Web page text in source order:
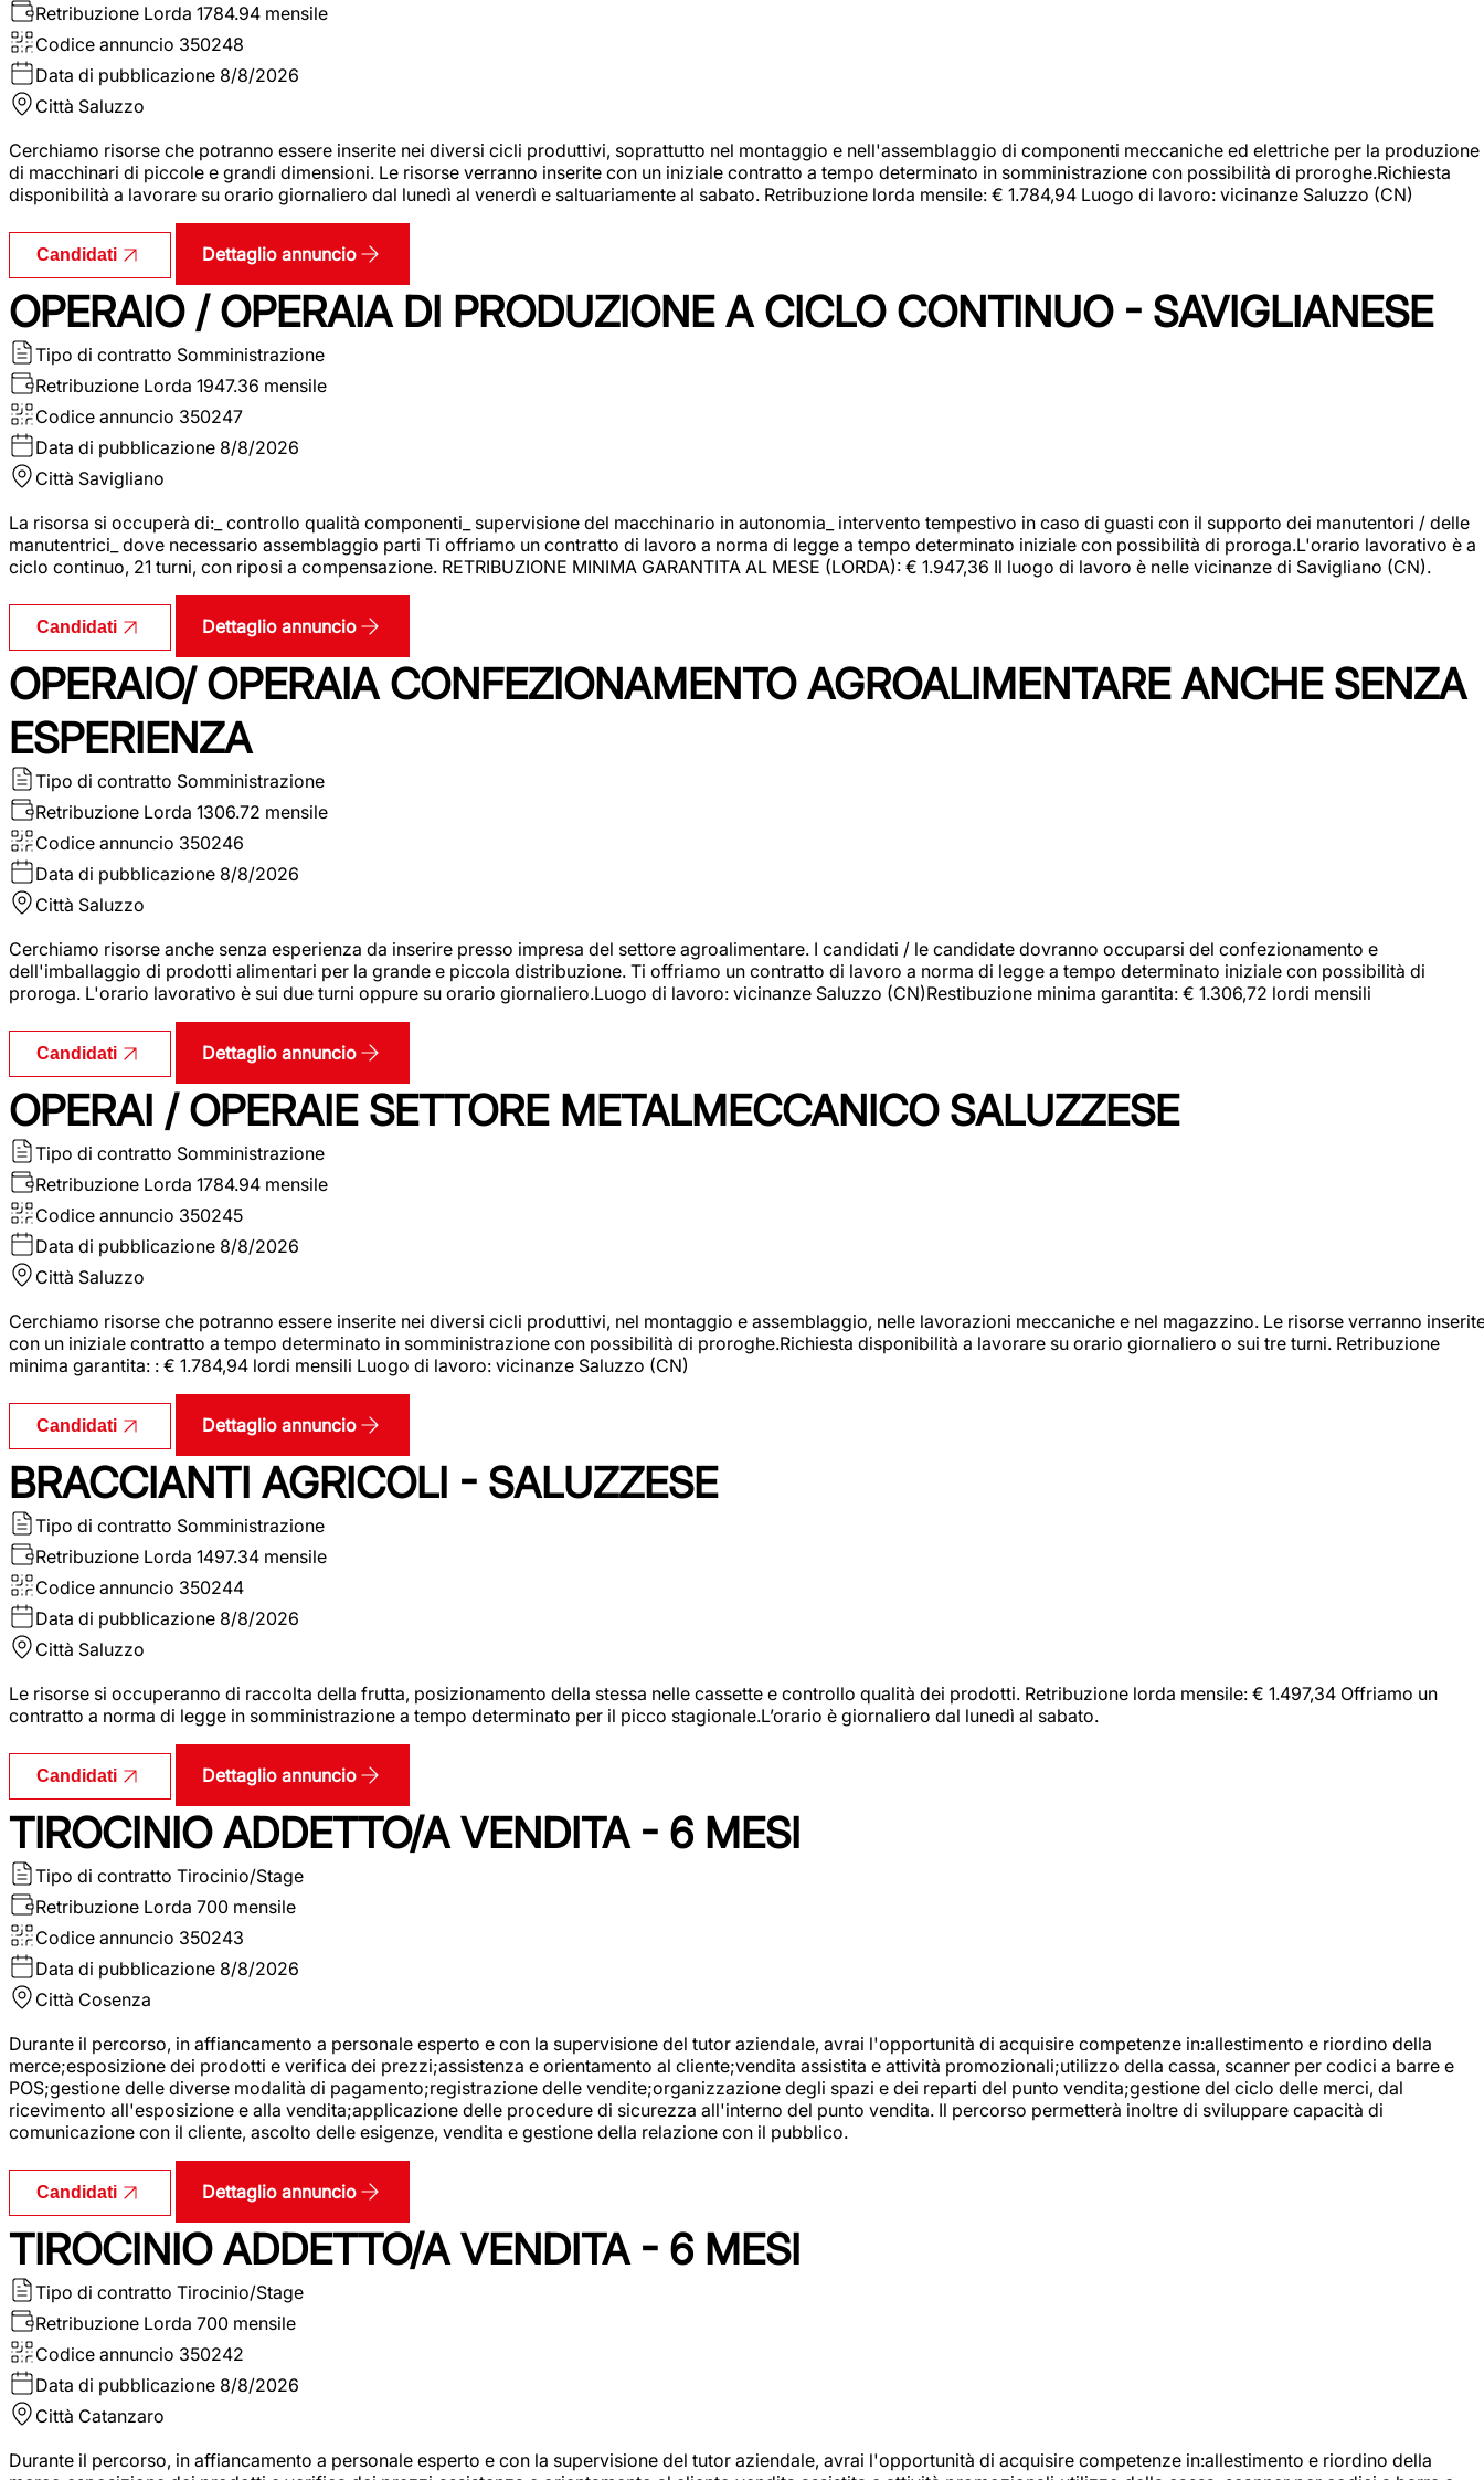
Retribuzione Lorda 1784.94 mensile
Codice annuncio 350248
Data di pubblicazione 8/8/2026
Città Saluzzo
Cerchiamo risorse che potranno essere inserite nei diversi cicli produttivi, soprattutto nel montaggio e nell'assemblaggio di componenti meccaniche ed elettriche per la produzione
di macchinari di piccole e grandi dimensioni. Le risorse verranno inserite con un iniziale contratto a tempo determinato in somministrazione con possibilità di proroghe.Richiesta
disponibilità a lavorare su orario giornaliero dal lunedì al venerdì e saltuariamente al sabato. Retribuzione lorda mensile: € 1.784,94 Luogo di lavoro: vicinanze Saluzzo (CN)
Candidati Dettaglio annuncio
OPERAIO / OPERAIA DI PRODUZIONE A CICLO CONTINUO - SAVIGLIANESE
Tipo di contratto Somministrazione
Retribuzione Lorda 1947.36 mensile
Codice annuncio 350247
Data di pubblicazione 8/8/2026
Città Savigliano
La risorsa si occuperà di:_ controllo qualità componenti_ supervisione del macchinario in autonomia_ intervento tempestivo in caso di guasti con il supporto dei manutentori / delle
manutentrici_ dove necessario assemblaggio parti Ti offriamo un contratto di lavoro a norma di legge a tempo determinato iniziale con possibilità di proroga.L'orario lavorativo è a
ciclo continuo, 21 turni, con riposi a compensazione. RETRIBUZIONE MINIMA GARANTITA AL MESE (LORDA): € 1.947,36 Il luogo di lavoro è nelle vicinanze di Savigliano (CN).
Candidati Dettaglio annuncio
OPERAIO/ OPERAIA CONFEZIONAMENTO AGROALIMENTARE ANCHE SENZA
ESPERIENZA
Tipo di contratto Somministrazione
Retribuzione Lorda 1306.72 mensile
Codice annuncio 350246
Data di pubblicazione 8/8/2026
Città Saluzzo
Cerchiamo risorse anche senza esperienza da inserire presso impresa del settore agroalimentare. I candidati / le candidate dovranno occuparsi del confezionamento e
dell'imballaggio di prodotti alimentari per la grande e piccola distribuzione. Ti offriamo un contratto di lavoro a norma di legge a tempo determinato iniziale con possibilità di
proroga. L'orario lavorativo è sui due turni oppure su orario giornaliero.Luogo di lavoro: vicinanze Saluzzo (CN)Restibuzione minima garantita: € 1.306,72 lordi mensili
Candidati Dettaglio annuncio
OPERAI / OPERAIE SETTORE METALMECCANICO SALUZZESE
Tipo di contratto Somministrazione
Retribuzione Lorda 1784.94 mensile
Codice annuncio 350245
Data di pubblicazione 8/8/2026
Città Saluzzo
Cerchiamo risorse che potranno essere inserite nei diversi cicli produttivi, nel montaggio e assemblaggio, nelle lavorazioni meccaniche e nel magazzino. Le risorse verranno
con un iniziale contratto a tempo determinato in somministrazione con possibilità di proroghe.Richiesta disponibilità a lavorare su orario giornaliero o sui tre turni. Retribuzione
minima garantita: : € 1.784,94 lordi mensili Luogo di lavoro: vicinanze Saluzzo (CN)
Candidati Dettaglio annuncio
BRACCIANTI AGRICOLI - SALUZZESE
Tipo di contratto Somministrazione
Retribuzione Lorda 1497.34 mensile
Codice annuncio 350244
Data di pubblicazione 8/8/2026
Città Saluzzo
Le risorse si occuperanno di raccolta della frutta, posizionamento della stessa nelle cassette e controllo qualità dei prodotti. Retribuzione lorda mensile: € 1.497,34 Offriamo un
contratto a norma di legge in somministrazione a tempo determinato per il picco stagionale.L’orario è giornaliero dal lunedì al sabato.
Candidati Dettaglio annuncio
TIROCINIO ADDETTO/A VENDITA - 6 MESI
Tipo di contratto Tirocinio/Stage
Retribuzione Lorda 700 mensile
Codice annuncio 350243
Data di pubblicazione 8/8/2026
Città Cosenza
Durante il percorso, in affiancamento a personale esperto e con la supervisione del tutor aziendale, avrai l'opportunità di acquisire competenze in:allestimento e riordino della
merce;esposizione dei prodotti e verifica dei prezzi;assistenza e orientamento al cliente;vendita assistita e attività promozionali;utilizzo della cassa, scanner per codici a barre e
POS;gestione delle diverse modalità di pagamento;registrazione delle vendite;organizzazione degli spazi e dei reparti del punto vendita;gestione del ciclo delle merci, dal
ricevimento all'esposizione e alla vendita;applicazione delle procedure di sicurezza all'interno del punto vendita. Il percorso permetterà inoltre di sviluppare capacità di
comunicazione con il cliente, ascolto delle esigenze, vendita e gestione della relazione con il pubblico.
Candidati Dettaglio annuncio
TIROCINIO ADDETTO/A VENDITA - 6 MESI
Tipo di contratto Tirocinio/Stage
Retribuzione Lorda 700 mensile
Codice annuncio 350242
Data di pubblicazione 8/8/2026
Città Catanzaro
Durante il percorso, in affiancamento a personale esperto e con la supervisione del tutor aziendale, avrai l'opportunità di acquisire competenze in:allestimento e riordino della